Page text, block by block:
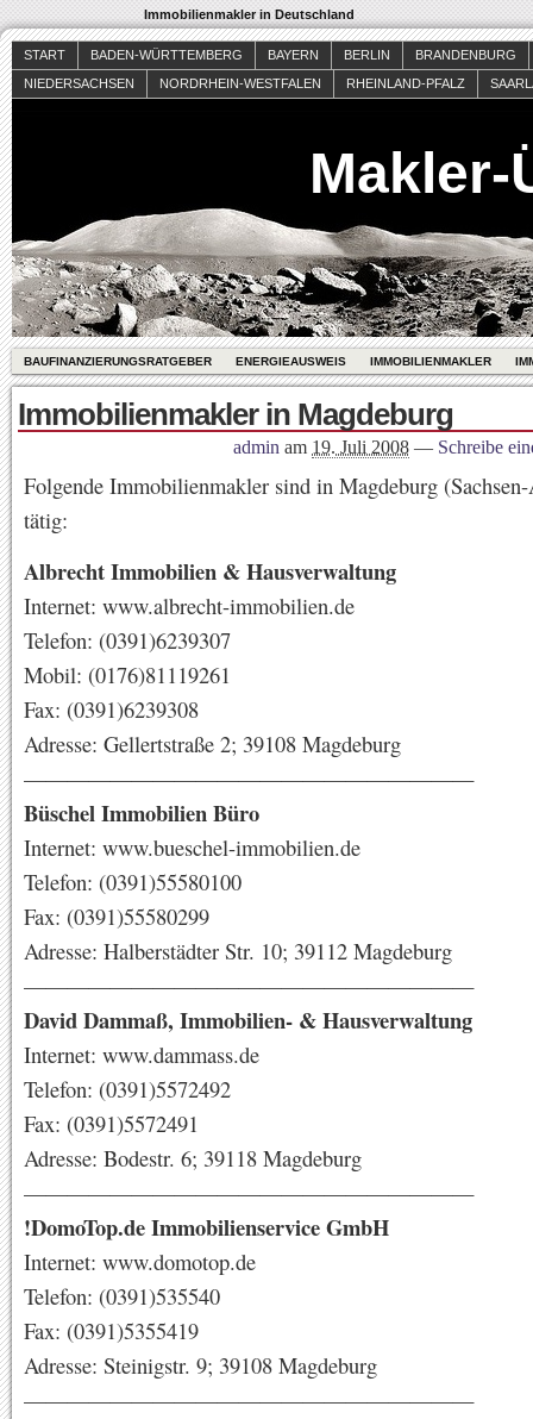
Immobilienmakler in Deutschland
START BADEN-WÜRTTEMBERG BAYERN BERLIN
BRANDENBURG
NIEDERSACHSEN
NORDRHEIN-WESTFALEN RHEINLAND-PFALZ
Makler-
BAUFINANZIERUNGSRATGEBER ENERGIEAUSWEIS IMMOBILIENMAKLER
Immobilienmakler in Magdeburg
admin am 19. Juli 2008 — Schreibe
Folgende Immobilienmakler sind in Magdeburg
tätig:
Albrecht Immobilien & Hausverwaltung
Internet: www.albrecht-immobilien.de
Telefon: (0391)6239307
Mobil: (0176)81119261
Fax: (0391)6239308
Adresse: Gellertstraße 2; 39108 Magdeburg
—————————————————————
Büschel Immobilien Büro
Internet: www.bueschel-immobilien.de
Telefon: (0391)55580100
Fax: (0391)55580299
Adresse: Halberstädter Str. 10; 39112 Magdeburg
—————————————————————
David Dammaß, Immobilien- & Hausverwaltung
Internet: www.dammass.de
Telefon: (0391)5572492
Fax: (0391)5572491
Adresse: Bodestr. 6; 39118 Magdeburg
—————————————————————
!DomoTop.de Immobilienservice GmbH
Internet: www.domotop.de
Telefon: (0391)535540
Fax: (0391)5355419
Adresse: Steinigstr. 9; 39108 Magdeburg
—————————————————————